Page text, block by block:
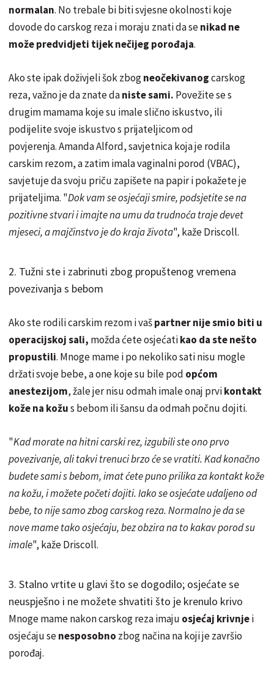
normalan. No trebale bi biti svjesne okolnosti koje
dovode do carskog reza i moraju znati da senikad ne
može predvidjeti tijek nečijeg porođaja.
Ako ste ipak doživjeli šok zbogneočekivanogcarskog
reza, važno je da znate daniste sami. Povežite se s
drugim mamama koje su imale slično iskustvo, ili
podijelite svoje iskustvo s prijateljicom od
povjerenja. Amanda Alford, savjetnica koja je rodila
carskim rezom, a zatim imala vaginalni porod (VBAC),
savjetuje da svoju priču zapišete na papir i pokažete je
prijateljima. "Dok vam se osjećaji smire, podsjetite se na
pozitivne stvari i imajte na umu da trudnoća traje devet
mjeseci, a majčinstvo je do kraja života", kaže Driscoll.
2. Tužni ste i zabrinuti zbog propuštenog vremena
povezivanja s bebom
Ako ste rodili carskim rezom i vašpartner nije smio biti u
operacijskoj sali, možda ćete osjećatikao da ste nešto
propustili. Mnoge mame i po nekoliko sati nisu mogle
držati svoje bebe, a one koje su bile pod općom
anestezijom, žale jer nisu odmah imale onaj prvikontakt
kože na kožus bebom ili šansu da odmah počnu dojiti.
"Kad morate na hitni carski rez, izgubili ste ono prvo
povezivanje, ali takvi trenuci brzo će se vratiti. Kad konačno
budete sami s bebom, imat ćete puno prilika za kontakt kože
na kožu, i možete početi dojiti. Iako se osjećate udaljeno od
bebe, to nije samo zbog carskog reza. Normalno je da se
nove mame tako osjećaju, bez obzira na to kakav porod su
imale", kaže Driscoll.
3. Stalno vrtite u glavi što se dogodilo; osjećate se
neuspješno i ne možete shvatiti što je krenulo krivo
Mnoge mame nakon carskog reza imaju osjećaj krivnjei
osjećaju senesposobno zbog načina na koji je završio
porođaj.